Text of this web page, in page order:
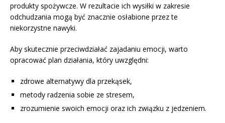
produkty spożywcze. W rezultacie ich wysiłki w zakresie
odchudzania mogą być znacznie osłabione przez te
niekorzystne nawyki.
Aby skutecznie przeciwdziałać zajadaniu emocji, warto
opracować plan działania, który uwzględni:
zdrowe alternatywy dla przekąsek,
metody radzenia sobie ze stresem,
zrozumienie swoich emocji oraz ich związku z jedzeniem.